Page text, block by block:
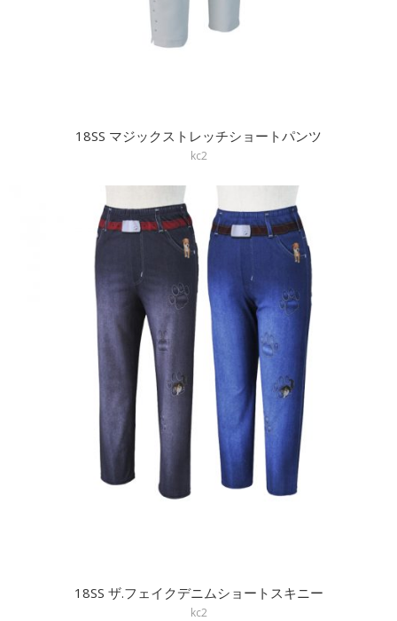
18SS マジックストレッチショートパンツ
kc2
18SS ザ.フェイクデニムショートスキニー
kc2